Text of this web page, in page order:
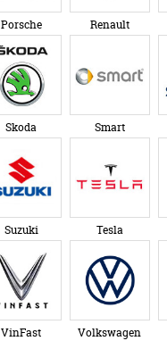
Porsche Renault
Skoda Smart
Suzuki Tesla
VinFast Volkswagen